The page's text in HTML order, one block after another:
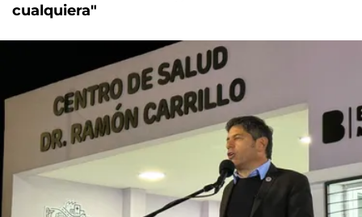
cualquiera"